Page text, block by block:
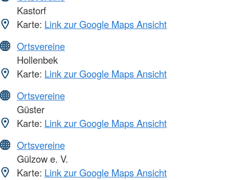
Kastorf
Karte: Link zur Google Maps Ansicht
Ortsvereine
Hollenbek
Karte: Link zur Google Maps Ansicht
Ortsvereine
Güster
Karte: Link zur Google Maps Ansicht
Ortsvereine
Gülzow e. V.
Karte: Link zur Google Maps Ansicht